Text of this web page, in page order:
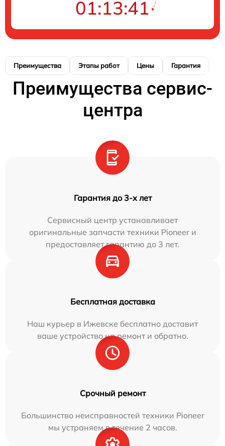
01:13:40
Преимущества Этапы работ Цены Гарантия
Преимущества сервис-
центра
Гарантия до 3-х лет
Сервисный центр устанавливает
оригинальные запчасти техники Pioneer и
предоставляет гарантию до 3 лет.
Бесплатная доставка
Наш курьер в Ижевске бесплатно доставит
ваше устройство на ремонт и обратно.
Срочный ремонт
Большинство неисправностей техники Pioneer
мы устраняем в течение 2 часов.